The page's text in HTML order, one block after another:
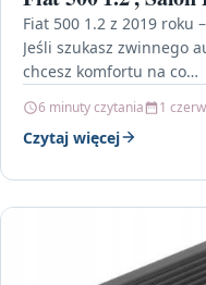
Fiat 500 1.2 z 2019 roku
Jeśli szukasz zwinnego
chcesz komfortu na co…
6 minuty czytania 1
Czytaj więcej